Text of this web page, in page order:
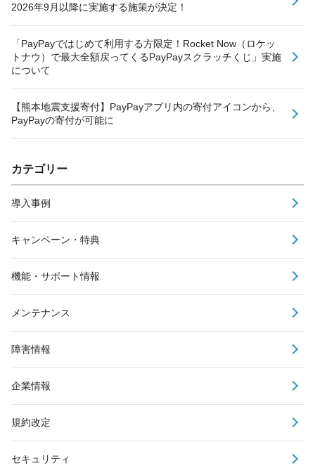
2026年9月以降に実施する施策が決定！
「PayPayではじめて利用する方限定！Rocket Now（ロケッ
トナウ）で最大全額戻ってくるPayPayスクラッチくじ」実施
について
【熊本地震支援寄付】PayPayアプリ内の寄付アイコンから、
PayPayの寄付が可能に
カテゴリー
導入事例
キャンペーン・特典
機能・サポート情報
メンテナンス
障害情報
企業情報
規約改定
セキュリティ